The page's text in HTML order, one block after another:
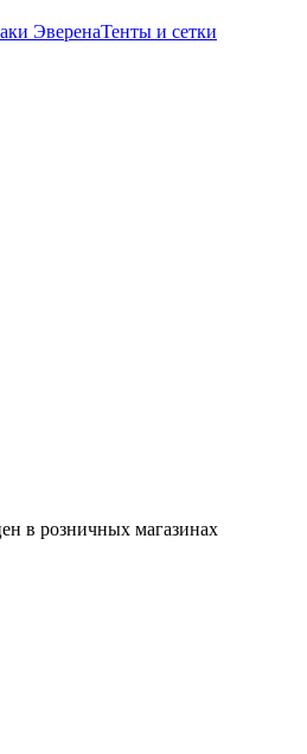
ЭверенаТенты и сетки
в розничных магазинах